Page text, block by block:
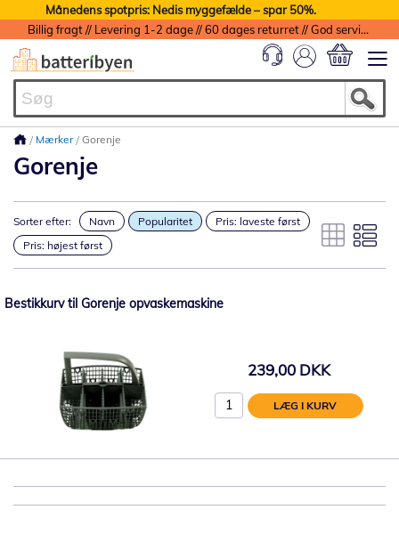
Månedens spotpris: Nedis myggefælde – spar 50%.
Billig fragt // Levering 1-2 dage // 60 dages returret // God service med garanti
Mærker Gorenje
Gorenje
Sorter efter: Navn Popularitet
Pris: laveste først
Pris: højest først
Bestikkurv til Gorenje opvaskemaskine
239,00 DKK
LÆG I KURV